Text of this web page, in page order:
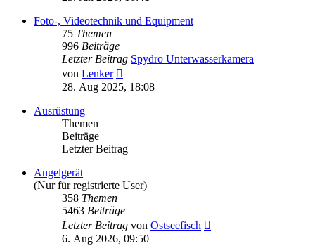
Foto-, Videotechnik und Equipment
75 Themen
996 Beiträge
Letzter Beitrag Spydro Unterwasserkamera
von Lenker
Beitrag
28. Aug 2025, 18:08
Ausrüstung
Themen
Beiträge
Letzter Beitrag
Angelgerät
(Nur für registrierte User)
358 Themen
5463 Beiträge
Letzter Beitrag von Ostseefisch
6. Aug 2026, 09:50